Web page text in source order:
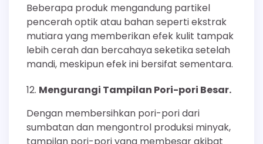
Beberapa produk mengandung partikel
pencerah optik atau bahan seperti ekstrak
mutiara yang memberikan efek kulit tampak
lebih cerah dan bercahaya seketika setelah
mandi, meskipun efek ini bersifat sementara.
Mengurangi Tampilan Pori-pori Besar.
Dengan membersihkan pori-pori dari
sumbatan dan mengontrol produksi minyak,
tampilan pori-pori yang membesar akibat